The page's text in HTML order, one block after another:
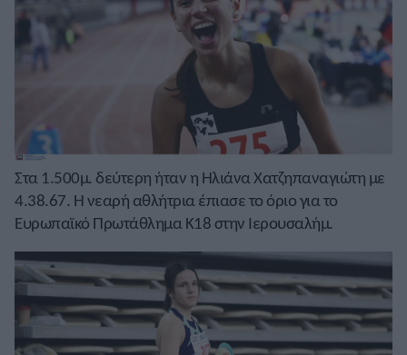
Στα 1.500μ. δεύτερη ήταν η Ηλιάνα Χατζηπαναγιώτη με
4.38.67. Η νεαρή αθλήτρια έπιασε το όριο για το
Ευρωπαϊκό Πρωτάθλημα Κ18 στην Ιερουσαλήμ.